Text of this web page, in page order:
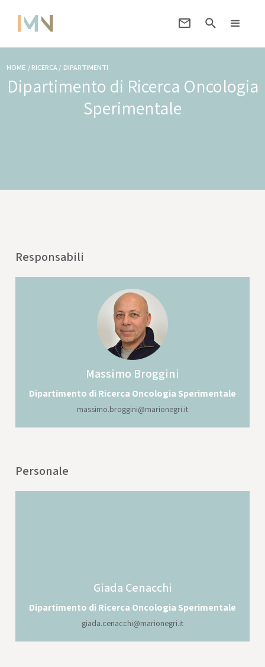
HOME / RICERCA / DIPARTIMENTI
Dipartimento di Ricerca Oncologia
Sperimentale
Responsabili
Massimo Broggini
Dipartimento di Ricerca Oncologia Sperimentale
massimo.broggini@marionegri.it
Personale
Giada Cenacchi
Dipartimento di Ricerca Oncologia Sperimentale
giada.cenacchi@marionegri.it